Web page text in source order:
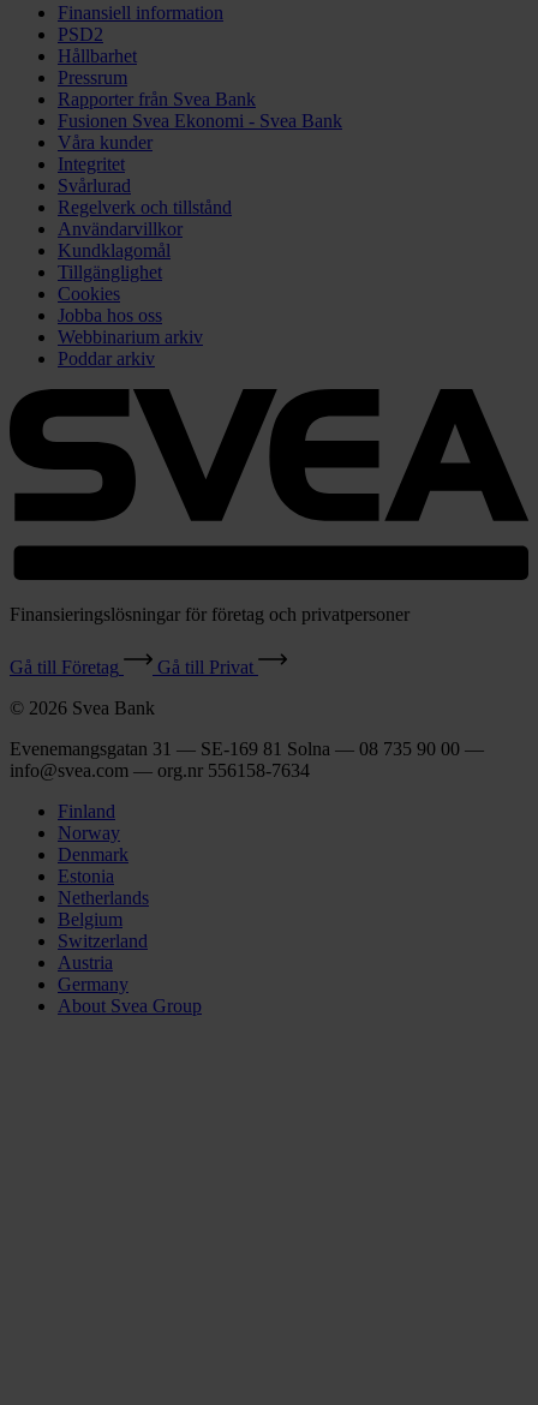
Finansiell information
PSD2
Hållbarhet
Pressrum
Rapporter från Svea Bank
Fusionen Svea Ekonomi - Svea Bank
Våra kunder
Integritet
Svårlurad
Regelverk och tillstånd
Användarvillkor
Kundklagomål
Tillgänglighet
Cookies
Jobba hos oss
Webbinarium arkiv
Poddar arkiv
Finansieringslösningar för företag och privatpersoner
Gå till Företag
Gå till Privat
© 2026 Svea Bank
Evenemangsgatan 31 — SE-169 81 Solna — 08 735 90 00 —
info@svea.com — org.nr 556158‑7634
Finland
Norway
Denmark
Estonia
Netherlands
Belgium
Switzerland
Austria
Germany
About Svea Group